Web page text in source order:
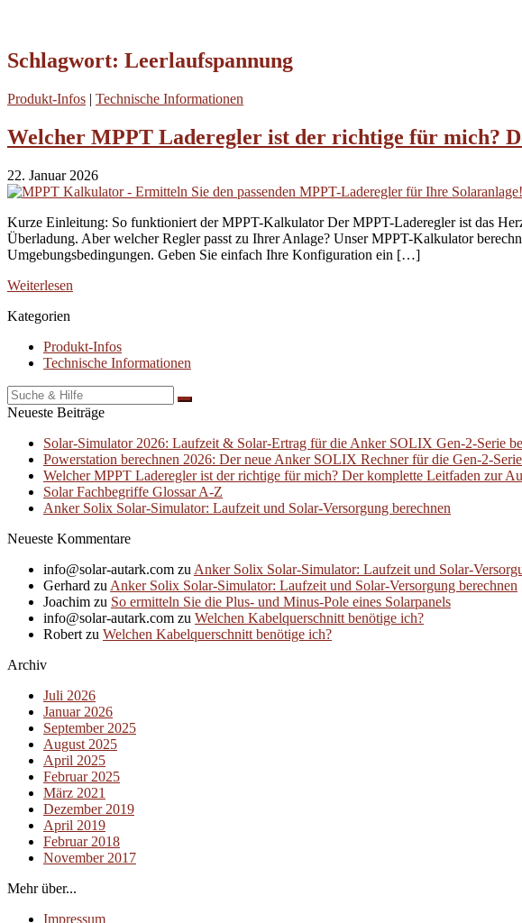
Schlagwort: Leerlaufspannung
Produkt-Infos | Technische Informationen
Welcher MPPT Laderegler ist der richtige für mich?
22. Januar 2026
Kurze Einleitung: So funktioniert der MPPT-Kalkulator Der MPPT-Laderegler ist das
Überladung. Aber welcher Regler passt zu Ihrer Anlage? Unser MPPT-Kalkulator
Umgebungsbedingungen. Geben Sie einfach Ihre Konfiguration ein […]
Weiterlesen
Kategorien
Produkt-Infos
Technische Informationen
Suche
für:
Neueste Beiträge
Solar-Simulator 2026: Laufzeit & Solar-Ertrag für die Anker SOLIX Gen-2-Serie
Powerstation berechnen 2026: Der neue Anker SOLIX Rechner für die Gen-2-Serie
Welcher MPPT Laderegler ist der richtige für mich? Der komplette Leitfaden zur
Solar Fachbegriffe Glossar A-Z
Anker Solix Solar-Simulator: Laufzeit und Solar-Versorgung berechnen
Neueste Kommentare
info@solar-autark.com zu Anker Solix Solar-Simulator: Laufzeit und Solar-
Gerhard zu Anker Solix Solar-Simulator: Laufzeit und Solar-Versorgung berechnen
Joachim zu So ermitteln Sie die Plus- und Minus-Pole eines Solarpanels
info@solar-autark.com zu Welchen Kabelquerschnitt benötige ich?
Robert zu Welchen Kabelquerschnitt benötige ich?
Archiv
Juli 2026
Januar 2026
September 2025
August 2025
April 2025
Februar 2025
März 2021
Dezember 2019
April 2019
Februar 2018
November 2017
Mehr über...
Impressum